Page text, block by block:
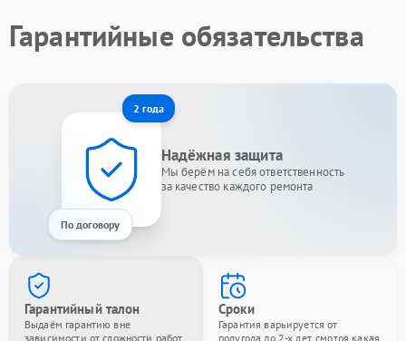
Гарантийные обязательства
2 года
По договору
Надёжная защита
Мы берём на себя ответственность
за качество каждого ремонта
Гарантийный талон
Выдаём гарантию вне
зависимости от сложности работ
Сроки
Гарантия варьируется от
полугода до 2-х лет, смотря какая